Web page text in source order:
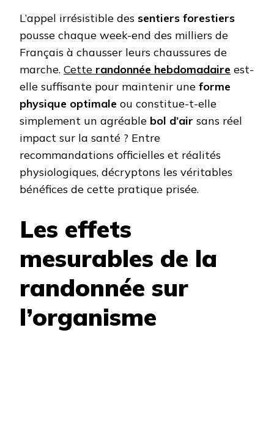
L’appel irrésistible des sentiers forestiers
pousse chaque week-end des milliers de
Français à chausser leurs chaussures de
marche. Cette randonnée hebdomadaire est-
elle suffisante pour maintenir une forme
physique optimale ou constitue-t-elle
simplement un agréable bol d’air sans réel
impact sur la santé ? Entre
recommandations officielles et réalités
physiologiques, décryptons les véritables
bénéfices de cette pratique prisée.
Les effets
mesurables de la
randonnée sur
l’organisme